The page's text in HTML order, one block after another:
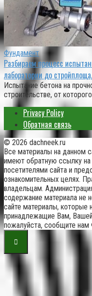
Фундамент
Разбираем процесс
лаборатории до
Испытание бетона на
строительстве, от
Privacy Policy
Обратная связь
© 2026 dachneek.ru
Все материалы на данном
имеют обратную ссылку на
посетителями сайта и
ознакомительных целях.
владельцам.
содержание материала не
сайте материалы, которые
принадлежащие Вам, Вашей
пожалуйста, сообщите нам